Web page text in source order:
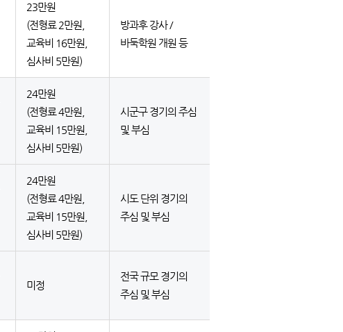
23만원
(전형료 2만원,
교육비 16만원,
심사비 5만원)
방과후 강사 /
바둑학원 개원 등
24만원
(전형료 4만원,
교육비 15만원,
심사비 5만원)
시군구 경기의 주심
및 부심
24만원
(전형료 4만원,
교육비 15만원,
심사비 5만원)
시도 단위 경기의
주심 및 부심
미정
전국 규모 경기의
주심 및 부심